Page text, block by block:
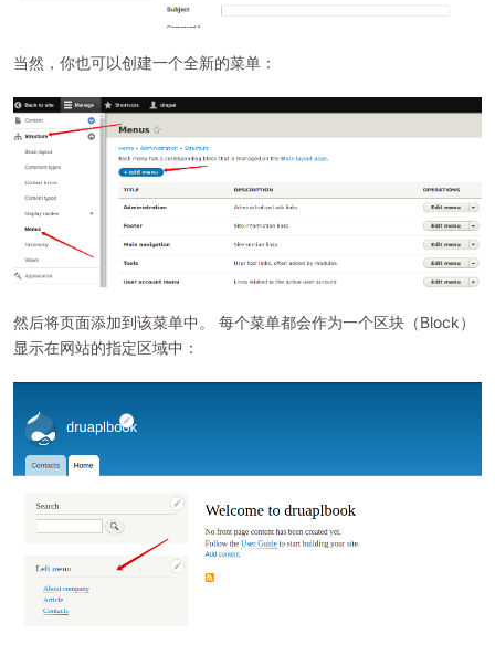
当然，你也可以创建一个全新的菜单：
然后将页面添加到该菜单中。 每个菜单都会作为一个区块（Block）
显示在网站的指定区域中：